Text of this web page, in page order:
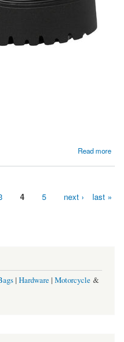
Read more
4 5 next › last »
| Hardware | Motorcycle &